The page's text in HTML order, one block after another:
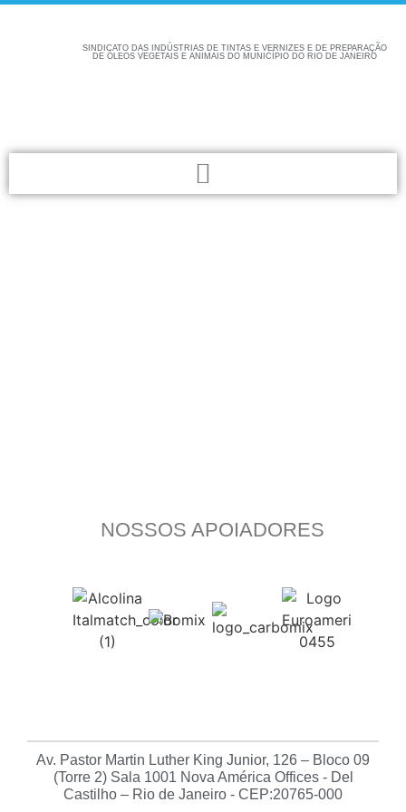
SINDICATO DAS INDÚSTRIAS DE TINTAS E VERNIZES E DE PREPARAÇÃO
DE ÓLEOS VEGETAIS E ANIMAIS DO MUNICÍPIO DO RIO DE JANEIRO
NOSSOS APOIADORES
Av. Pastor Martin Luther King Junior, 126 – Bloco 09
(Torre 2) Sala 1001 Nova América Offices - Del
Castilho – Rio de Janeiro - CEP:20765-000